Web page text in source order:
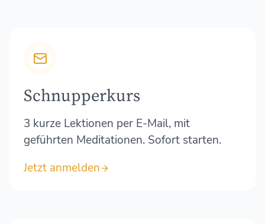
Schnupperkurs
3 kurze Lektionen per E-Mail, mit
geführten Meditationen. Sofort starten.
Jetzt anmelden